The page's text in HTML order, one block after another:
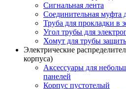
Сигнальная лента
Соединительная муфта
Труба для прокладки в
Угол трубы для
Хомут для трубы
Электрические
корпуса)
Аксессуары для
панелей
Корпус пустотелый